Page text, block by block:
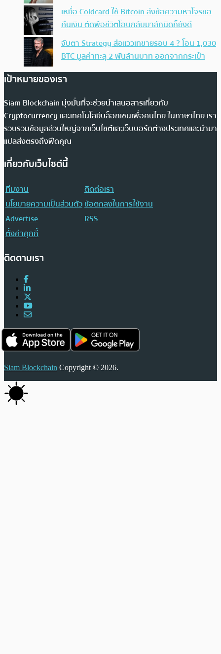
เหยื่อ Coldcard ใช้ Bitcoin ส่งข้อความหาโจรขอ
คืนเงิน ตัดพ้อชีวิตโอนกลับมาสักนิดก็ยังดี
จับตา Strategy ส่อแววเทขายรอบ 4 ? โอน 1,030
BTC มูลค่าทะลุ 2 พันล้านบาท ออกจากกระเป๋า
เป้าหมายของเรา
Siam Blockchain มุ่งมั่นที่จะช่วยนำเสนอสารเกี่ยวกับ
Cryptocurrency และเทคโนโลยีบล็อกเชนเพื่อคนไทย ในภาษาไทย เรา
รวบรวมข้อมูลส่วนใหญ่จากเว็บไซต์และเว็บบอร์ดต่างประเทศและนำมา
แปลส่งตรงถึงฟีดคุณ
เกี่ยวกับเว็บไซต์นี้
ทีมงาน
ติดต่อเรา
นโยบายความเป็นส่วนตัวข้อตกลงในการใช้งาน
Advertise
RSS
ตั้งค่าคุกกี้
ติดตามเรา
Siam Blockchain Copyright © 2026.